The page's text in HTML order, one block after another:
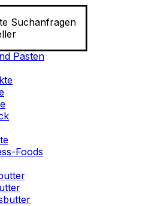
Suchanfragen
Pasten
Foods